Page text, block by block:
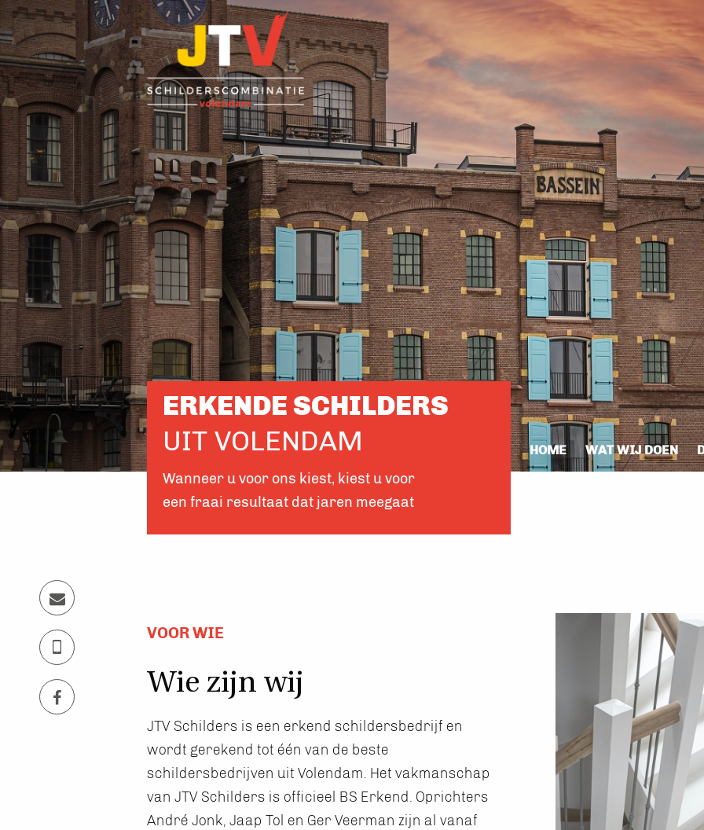
ERKENDE SCHILDERS
UIT VOLENDAM
Wanneer u voor ons kiest, kiest u voor
een fraai resultaat dat jaren meegaat
HOME WAT WIJ DOEN
VOOR WIE
Wie zijn wij
JTV Schilders is een erkend schildersbedrijf en
wordt gerekend tot één van de beste
schildersbedrijven uit Volendam. Het vakmanschap
van JTV Schilders is officieel BS Erkend. Oprichters
André Jonk, Jaap Tol en Ger Veerman zijn al vanaf